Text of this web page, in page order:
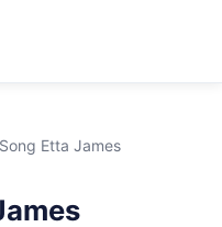
Etta James